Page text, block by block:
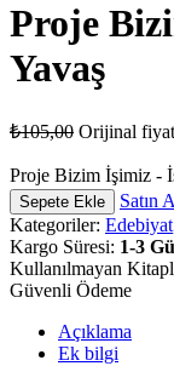
Proje
Yavaş
₺105,00 Orijinal
Proje Bizim İşimiz -
Sepete Ekle
Satın
Kategoriler: Edebiyat
Kargo Süresi: 1-3
Kullanılmayan
Güvenli Ödeme
Açıklama
Ek bilgi